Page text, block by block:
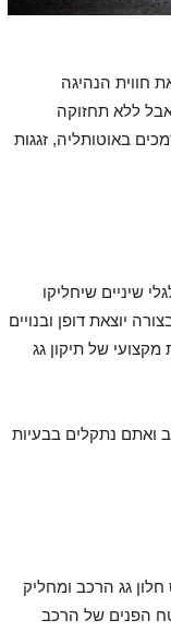
חווית הנהיגה
ללא תחזוקה
באוטותליה, זגגות
שיניים שיחליקו
יוצאת דופן ובנויים
של תיקון גג
ואתם נתקלים בבעיות
גג הרכב ומחליק
הפנים של הרכב